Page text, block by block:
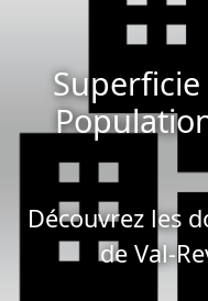
Superficie
Découvrez les
de Val-